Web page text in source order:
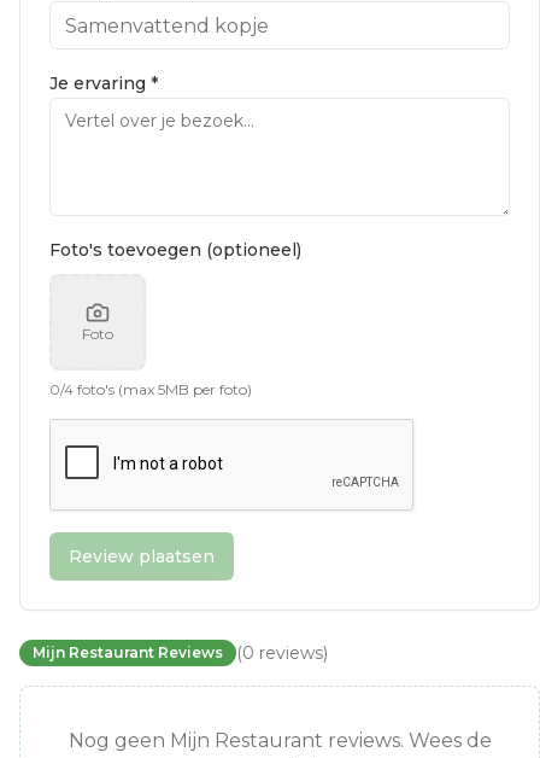
Je ervaring *
Foto's toevoegen (optioneel)
Foto
0/4 foto's (max 5MB per foto)
Review plaatsen
Mijn Restaurant Reviews (0 reviews)
Nog geen Mijn Restaurant reviews. Wees de